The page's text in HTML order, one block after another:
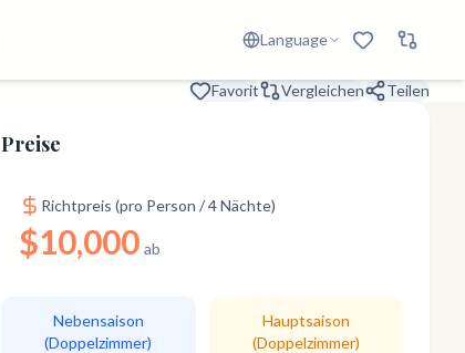
Language
Favorit Vergleichen Teilen
Preise
Richtpreis (pro Person / 4 Nächte)
$10,000 ab
Nebensaison
(Doppelzimmer)
Hauptsaison
(Doppelzimmer)